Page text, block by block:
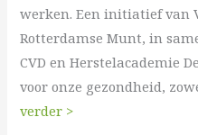
werken. Een initiatief van
Rotterdamse Munt, in
CVD en Herstelacademie
voor onze gezondheid,
verder >